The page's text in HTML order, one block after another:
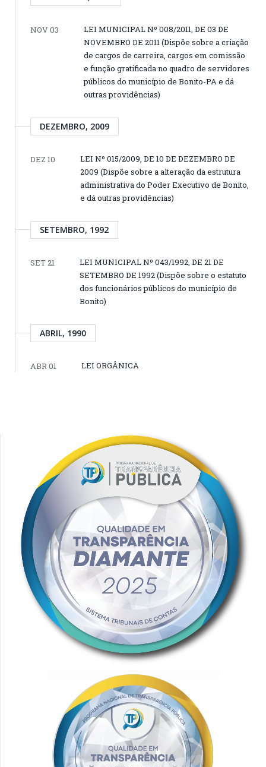
NOV 03
LEI MUNICIPAL Nº 008/2011, DE 03 DE
NOVEMBRO DE 2011 (Dispõe sobre a criação
de cargos de carreira, cargos em comissão
e função gratificada no quadro de servidores
públicos do município de Bonito-PA e dá
outras providências)
DEZEMBRO, 2009
DEZ 10
LEI Nº 015/2009, DE 10 DE DEZEMBRO DE
2009 (Dispõe sobre a alteração da estrutura
administrativa do Poder Executivo de Bonito,
e dá outras providências)
SETEMBRO, 1992
SET 21
LEI MUNICIPAL Nº 043/1992, DE 21 DE
SETEMBRO DE 1992 (Dispõe sobre o estatuto
dos funcionários públicos do município de
Bonito)
ABRIL, 1990
ABR 01 LEI ORGÂNICA